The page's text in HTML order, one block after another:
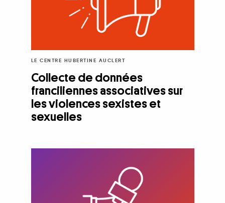
LE CENTRE HUBERTINE AUCLERT
Collecte de données
franciliennes associatives sur
les violences sexistes et
sexuelles